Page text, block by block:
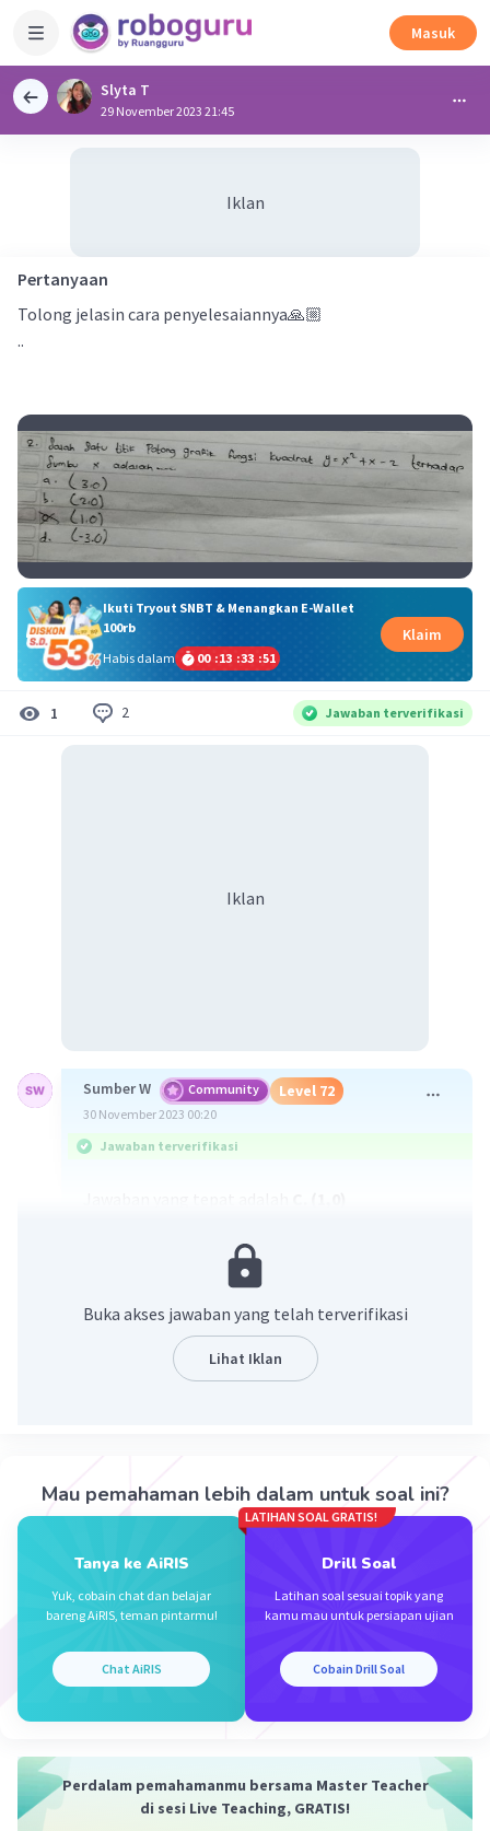
Masuk
Slyta T
29 November 2023 21:45
Iklan
Pertanyaan
Tolong jelasin cara penyelesaiannya🙏🏼
..
Ikuti Tryout SNBT & Menangkan E-Wallet
100rb
Habis dalam
00 :13 :33 :50
Klaim
1 2 Jawaban terverifikasi
Iklan
Sumber W Community Level 72
30 November 2023 00:20
Jawaban terverifikasi
Memotong sumbu x berarti y = 0
2
(x + 2)(x - 1) = 0
= 1
Community Level 60
28 April 2024 07:04
Pembahasan:
Buka akses jawaban yang telah terverifikasi
Lihat Iklan
Mau pemahaman lebih dalam untuk soal ini?
Tanya ke AiRIS
Yuk, cobain chat dan belajar
bareng AiRIS, teman pintarmu!
Chat AiRIS
LATIHAN SOAL GRATIS!
Drill Soal
Latihan soal sesuai topik yang
kamu mau untuk persiapan ujian
Cobain Drill Soal
Perdalam pemahamanmu bersama Master Teacher
di sesi Live Teaching, GRATIS!